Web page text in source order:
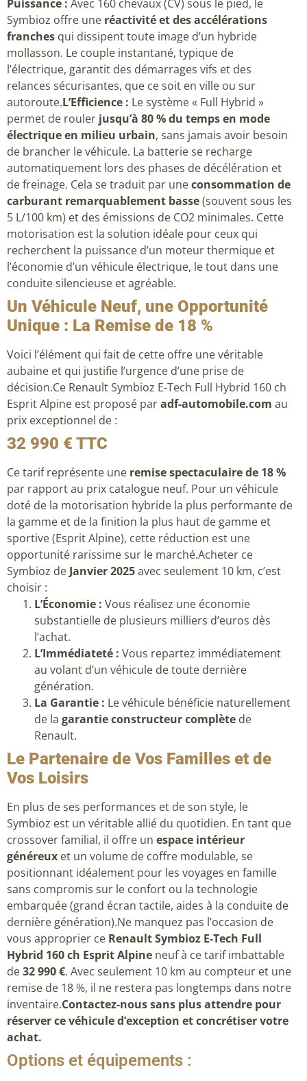
Puissance : Avec 160 chevaux (CV) sous le pied, le
Symbioz offre une réactivité et des accélérations
franches qui dissipent toute image d’un hybride
mollasson. Le couple instantané, typique de
l’électrique, garantit des démarrages vifs et des
relances sécurisantes, que ce soit en ville ou sur
autoroute.L’Efficience : Le système « Full Hybrid »
permet de rouler jusqu’à 80 % du temps en mode
électrique en milieu urbain, sans jamais avoir besoin
de brancher le véhicule. La batterie se recharge
automatiquement lors des phases de décélération et
de freinage. Cela se traduit par uneconsommation de
carburant remarquablement basse(souvent sous les
5 L/100 km) et des émissions de CO2 minimales. Cette
motorisation est la solution idéale pour ceux qui
recherchent la puissance d’un moteur thermique et
l’économie d’un véhicule électrique, le tout dans une
conduite silencieuse et agréable.
Un Véhicule Neuf, une Opportunité
Unique : La Remise de 18 %
Voici l’élément qui fait de cette offre une véritable
aubaine et qui justifie l’urgence d’une prise de
décision.Ce Renault Symbioz E-Tech Full Hybrid 160 ch
Esprit Alpine est proposé paradf-automobile.com au
prix exceptionnel de :
32 990 € TTC
Ce tarif représente une remise spectaculaire de 18 %
par rapport au prix catalogue neuf. Pour un véhicule
doté de la motorisation hybride la plus performante de
la gamme et de la finition la plus haut de gamme et
sportive (Esprit Alpine), cette réduction est une
opportunité rarissime sur le marché.Acheter ce
Symbioz deJanvier 2025avec seulement 10 km, c’est
choisir :
L’Économie : Vous réalisez une économie
substantielle de plusieurs milliers d’euros dès
l’achat.
L’Immédiateté : Vous repartez immédiatement
au volant d’un véhicule de toute dernière
génération.
La Garantie : Le véhicule bénéficie naturellement
de la garantie constructeur complète de
Renault.
Le Partenaire de Vos Familles et de
Vos Loisirs
En plus de ses performances et de son style, le
Symbioz est un véritable allié du quotidien. En tant que
crossover familial, il offre un espace intérieur
généreux et un volume de coffre modulable, se
positionnant idéalement pour les voyages en famille
sans compromis sur le confort ou la technologie
embarquée (grand écran tactile, aides à la conduite de
dernière génération).Ne manquez pas l’occasion de
vous approprier ce Renault Symbioz E-Tech Full
Hybrid 160 ch Esprit Alpine neuf à ce tarif imbattable
de32 990 €. Avec seulement 10 km au compteur et une
remise de 18 %, il ne restera pas longtemps dans notre
inventaire.Contactez-nous sans plus attendre pour
réserver ce véhicule d’exception et concrétiser votre
achat.
Options et équipements :